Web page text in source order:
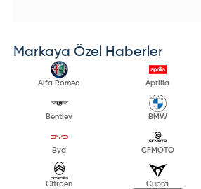
Markaya Özel Haberler
Alfa Romeo Aprilia
Bentley BMW
Byd CFMOTO
Citroen Cupra